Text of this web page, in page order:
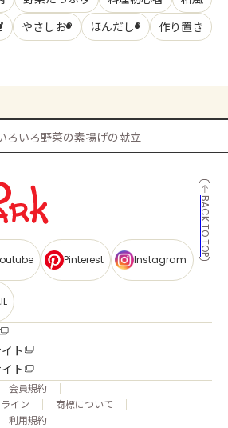
やさしお® ほんだし® 作り置き
ろいろ野菜の素揚げの献立
BACK TO TOP
Pinterest Instagram
ト
ト
会員規約
イン
商標について
利用規約